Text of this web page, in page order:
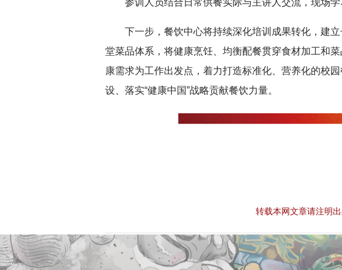
下一步，餐饮中心将持续深化培训成果转化，建
堂菜品体系，将健康烹饪、均衡配餐贯穿食材加工和
康需求为工作出发点，着力打造标准化、营养化的校
设、落实“健康中国”战略贡献餐饮力量。
转载本网文章请注明